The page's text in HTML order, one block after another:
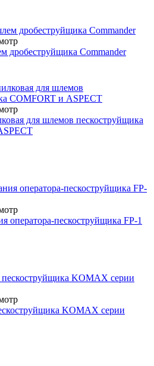
дробеструйщика Commander
для шлемов пескоструйщика
оператора-пескоструйщика FP-1
KOMAX серии